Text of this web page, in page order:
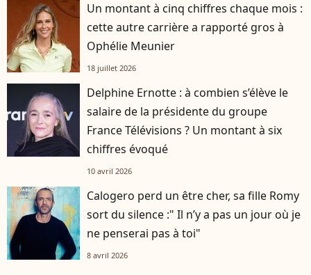
Un montant à cinq chiffres chaque mois :
cette autre carrière a rapporté gros à
Ophélie Meunier
18 juillet 2026
Delphine Ernotte : à combien s’élève le
salaire de la présidente du groupe
France Télévisions ? Un montant à six
chiffres évoqué
10 avril 2026
Calogero perd un être cher, sa fille Romy
sort du silence :" Il n’y a pas un jour où je
ne penserai pas à toi"
8 avril 2026